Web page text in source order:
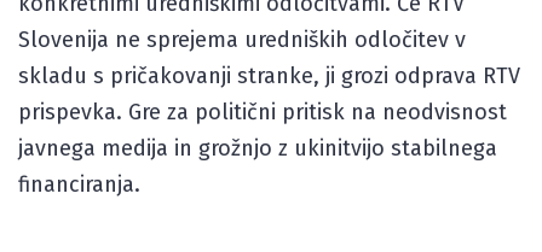
Slovenija ne sprejema uredniških odločitev v
skladu s pričakovanji stranke, ji grozi odprava RTV
prispevka. Gre za politični pritisk na neodvisnost
javnega medija in grožnjo z ukinitvijo stabilnega
financiranja.